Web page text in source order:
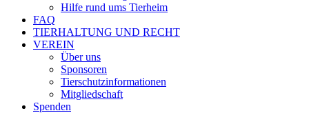
Hilfe rund ums Tierheim
FAQ
TIERHALTUNG UND RECHT
VEREIN
Über uns
Sponsoren
Tierschutzinformationen
Mitgliedschaft
Spenden